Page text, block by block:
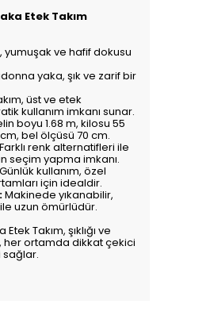
Etek Takım
yumuşak ve hafif dokusu
yaka, şık ve zarif bir
üst ve etek
kullanım imkanı sunar.
boyu 1.68 m, kilosu 55
bel ölçüsü 70 cm.
Farklı renk alternatifleri ile
seçim yapma imkanı.
Günlük kullanım, özel
için idealdir.
Makinede yıkanabilir,
uzun ömürlüdür.
Takım, şıklığı ve
ortamda dikkat çekici